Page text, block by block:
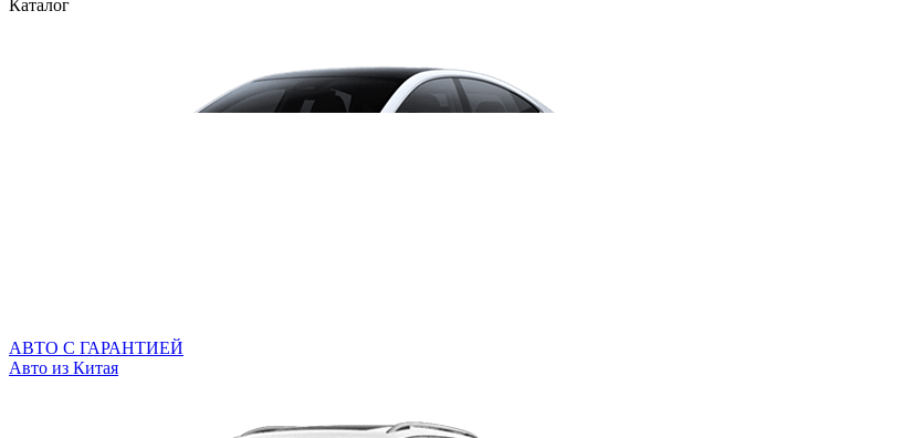
Каталог
АВТО С ГАРАНТИЕЙ
Авто из Китая